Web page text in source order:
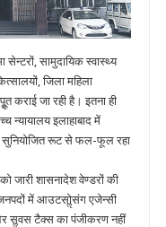
सेन्टरों, सामुदायिक स्वास्थ्य
जिला महिला
कराई जा रही है। इतना ही
न्यायालय इलाहाबाद में
सुनियोजित रूट से फल-फूल रहा
जारी शासनादेश वेण्डरों की
जनपदों में आउटसोॢसंग एजेन्सी
सॢवस टैक्स का पंजीकरण नहीं